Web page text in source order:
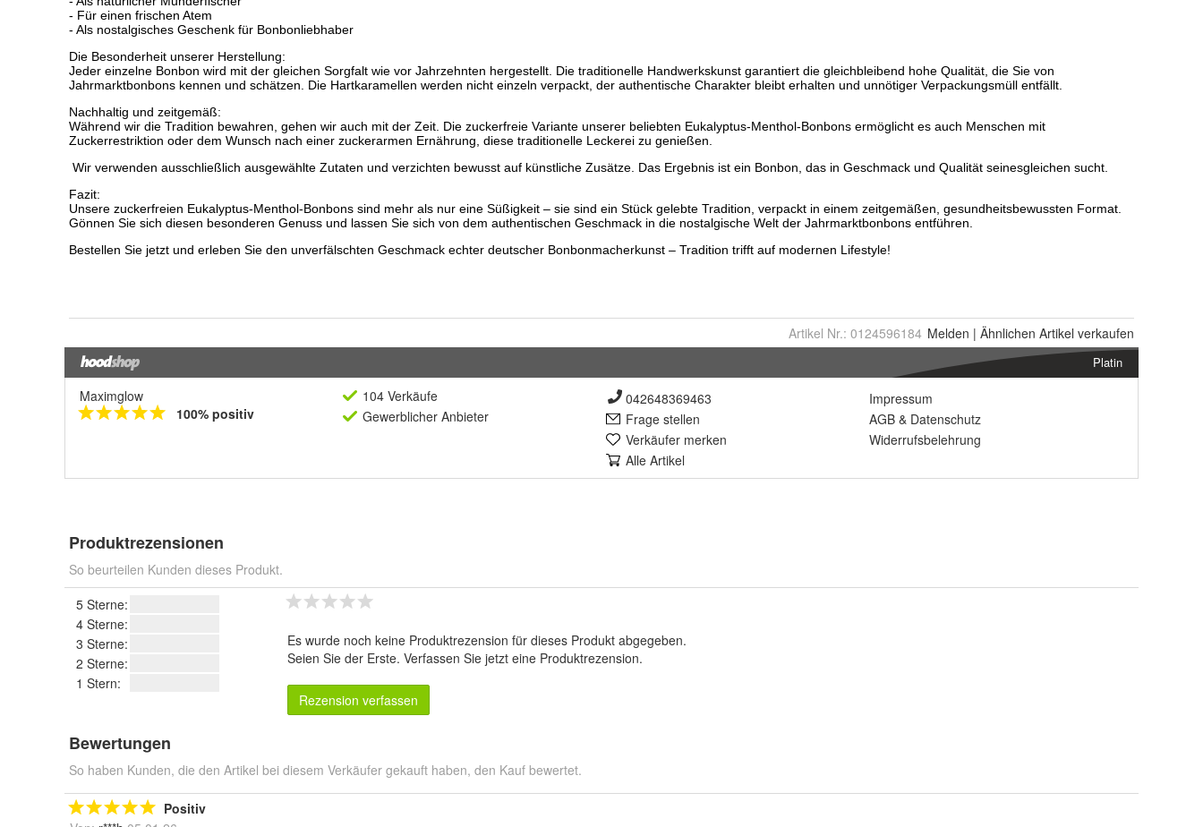
Artikel Nr.: 0124596184 Melden | Ähnlichen Artikel verkaufen
Platin
Maximglow
100% positiv
104 Verkäufe
Gewerblicher Anbieter
042648369463
Frage stellen
Verkäufer merken
Alle Artikel
Impressum
AGB & Datenschutz
Widerrufsbelehrung
Produktrezensionen
So beurteilen Kunden dieses Produkt.
5 Sterne:
4 Sterne:
3 Sterne:
2 Sterne:
1 Stern:
Es wurde noch keine Produktrezension für dieses Produkt abgegeben.
Seien Sie der Erste. Verfassen Sie jetzt eine Produktrezension.
Rezension verfassen
Bewertungen
So haben Kunden, die den Artikel bei diesem Verkäufer gekauft haben, den Kauf bewertet.
Positiv